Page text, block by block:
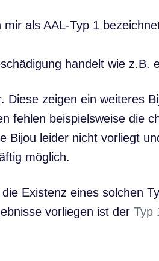
als AAL-Typ 1
handelt wie z.B.
zeigen ein weiteres
fehlen beispielsweise die
Bijou leider nicht vorliegt
möglich.
Existenz eines solchen
vorliegen ist der Typ